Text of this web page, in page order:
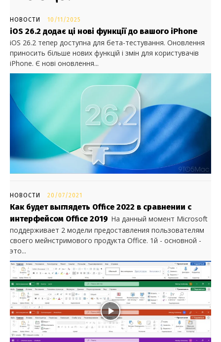
НОВОСТИ 10/11/2025
iOS 26.2 додає ці нові функції до вашого iPhone
iOS 26.2 тепер доступна для бета-тестування. Оновлення
приносить більше нових функцій і змін для користувачів
iPhone. Є нові оновлення...
НОВОСТИ 20/07/2021
Как будет выглядеть Office 2022 в сравнении с
интерфейсом Office 2019 На данный момент Microsoft
поддерживает 2 модели предоставления пользователям
своего мейнстримового продукта Office. 1й - основной -
это...